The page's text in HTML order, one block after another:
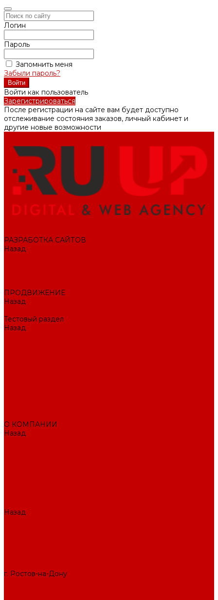
Логин
Пароль
Запомнить меня
Забыли пароль?
Войти как пользователь
Зарегистрироваться
После регистрации на сайте вам будет доступно
отслеживание состояния заказов, личный кабинет и
другие новые возможности
РАЗРАБОТКА САЙТОВ
Назад
ПРОДВИЖЕНИЕ
Назад
Тестовый раздел
Назад
О КОМПАНИИ
Назад
Назад
г. Ростов-на-Дону